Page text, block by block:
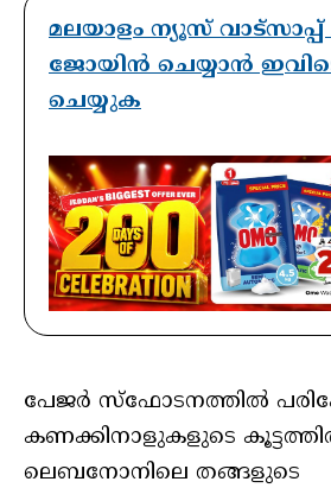
മലയാളം ന്യൂസ്
ജോയിൻ ചെയ്യാൻ
ചെയ്യുക
പേജര്‍ സ്‌ഫോടനത്തില്‍
കണക്കിനാളുകളുടെ
ലെബനോനിലെ തങ്ങളുടെ